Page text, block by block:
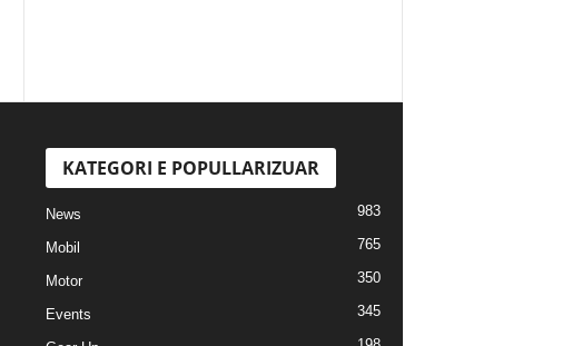
KATEGORI E POPULLARIZUAR
News 983
Mobil 765
Motor 350
Events 345